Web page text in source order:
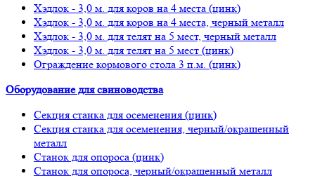
Хэдлок - 3,0 м. для коров на 4 места (цинк)
Хэдлок - 3,0 м. для коров на 4 места, черный металл
Хэдлок - 3,0 м. для телят на 5 мест, черный металл
Хэдлок - 3,0 м. для телят на 5 мест (цинк)
Ограждение кормового стола 3 п.м. (цинк)
Оборудование для свиноводства
Секция станка для осеменения (цинк)
Секция станка для осеменения, черный/окрашенный
металл
Станок для опороса (цинк)
Станок для опороса, черный/окрашенный металл